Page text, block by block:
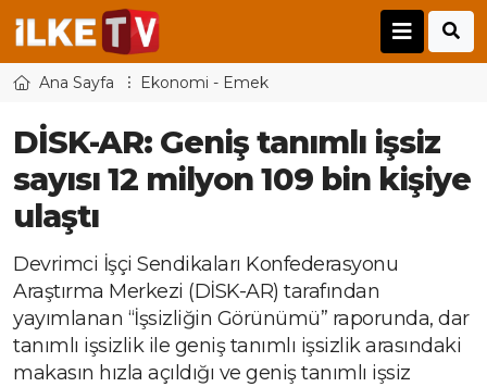
Ana Sayfa Ekonomi - Emek
DİSK-AR: Geniş tanımlı işsiz
sayısı 12 milyon 109 bin kişiye
ulaştı
Devrimci İşçi Sendikaları Konfederasyonu
Araştırma Merkezi (DİSK-AR) tarafından
yayımlanan “İşsizliğin Görünümü” raporunda, dar
tanımlı işsizlik ile geniş tanımlı işsizlik arasındaki
makasın hızla açıldığı ve geniş tanımlı işsiz